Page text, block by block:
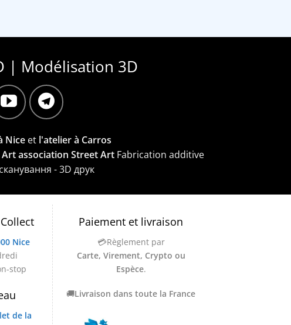
| Modélisation 3D
Niceet l'atelier à Carros
Art association Street Art Fabrication additive
- 3D друк
Nice
stop
de la
Paiement et livraison
💳Règlement par
Carte, Virement, Crypto ou
Espèce.
🚚Livraison dans toute la France